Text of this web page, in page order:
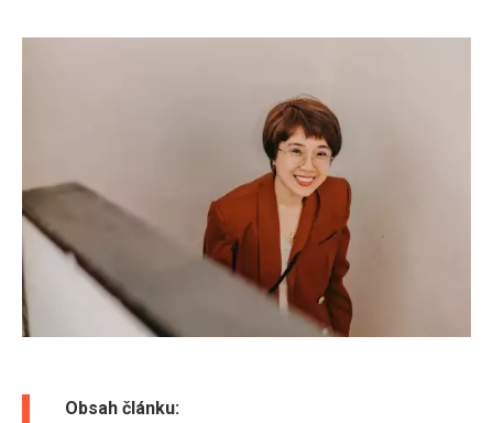
Obsah článku: